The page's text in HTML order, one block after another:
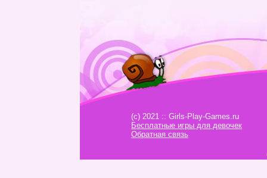
(c) 2021 :: Girls-Play-Games.ru
Бесплатные игры для девочек
Обратная связь